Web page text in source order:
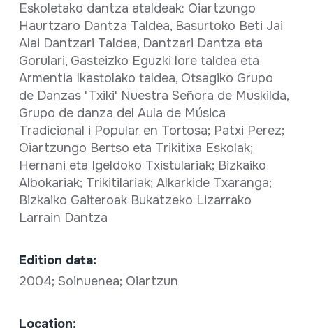
Eskoletako dantza ataldeak: Oiartzungo
Haurtzaro Dantza Taldea, Basurtoko Beti Jai
Alai Dantzari Taldea, Dantzari Dantza eta
Gorulari, Gasteizko Eguzki lore taldea eta
Armentia Ikastolako taldea, Otsagiko Grupo
de Danzas 'Txiki' Nuestra Señora de Muskilda,
Grupo de danza del Aula de Música
Tradicional i Popular en Tortosa; Patxi Perez;
Oiartzungo Bertso eta Trikitixa Eskolak;
Hernani eta Igeldoko Txistulariak; Bizkaiko
Albokariak; Trikitilariak; Alkarkide Txaranga;
Bizkaiko Gaiteroak Bukatzeko Lizarrako
Larrain Dantza
Edition data:
2004; Soinuenea; Oiartzun
Location: